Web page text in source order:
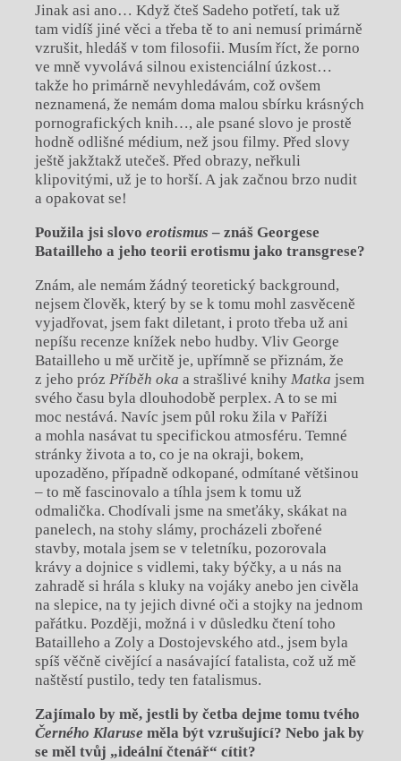
Jinak asi ano… Když čteš Sadeho potřetí, tak už
tam vidíš jiné věci a třeba tě to ani nemusí primárně
vzrušit, hledáš v tom filosofii. Musím říct, že porno
ve mně vyvolává silnou existenciální úzkost…
takže ho primárně nevyhledávám, což ovšem
neznamená, že nemám doma malou sbírku krásných
pornografických knih…, ale psané slovo je prostě
hodně odlišné médium, než jsou filmy. Před slovy
ještě jakžtakž utečeš. Před obrazy, neřkuli
klipovitými, už je to horší. A jak začnou brzo nudit
a opakovat se!
Použila jsi slovo erotismus – znáš Georgese
Batailleho a jeho teorii erotismu jako transgrese?
Znám, ale nemám žádný teoretický background,
nejsem člověk, který by se k tomu mohl zasvěceně
vyjadřovat, jsem fakt diletant, i proto třeba už ani
nepíšu recenze knížek nebo hudby. Vliv George
Batailleho u mě určitě je, upřímně se přiznám, že
z jeho próz Příběh oka a strašlivé knihy Matka jsem
svého času byla dlouhodobě perplex. A to se mi
moc nestává. Navíc jsem půl roku žila v Paříži
a mohla nasávat tu specifickou atmosféru. Temné
stránky života a to, co je na okraji, bokem,
upozaděno, případně odkopané, odmítané většinou
– to mě fascinovalo a tíhla jsem k tomu už
odmalička. Chodívali jsme na smeťáky, skákat na
panelech, na stohy slámy, procházeli zbořené
stavby, motala jsem se v teletníku, pozorovala
krávy a dojnice s vidlemi, taky býčky, a u nás na
zahradě si hrála s kluky na vojáky anebo jen civěla
na slepice, na ty jejich divné oči a stojky na jednom
pařátku. Později, možná i v důsledku čtení toho
Batailleho a Zoly a Dostojevského atd., jsem byla
spíš věčně civějící a nasávající fatalista, což už mě
naštěstí pustilo, tedy ten fatalismus.
Zajímalo by mě, jestli by četba dejme tomu tvého
Černého Klaruse měla být vzrušující? Nebo jak by
se měl tvůj „ideální čtenář“ cítit?